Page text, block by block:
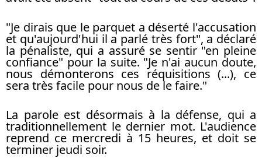
"Je dirais que le parquet a déserté l'accusation
et qu'aujourd'hui il a parlé très fort", a déclaré
la pénaliste, qui a assuré se sentir "en pleine
confiance" pour la suite. "Je n'ai aucun doute,
nous démonterons ces réquisitions (...), ce
sera très facile pour nous de le faire."
La parole est désormais à la défense, qui a
traditionnellement le dernier mot. L'audience
reprend ce mercredi à 15 heures, et doit se
terminer jeudi soir.